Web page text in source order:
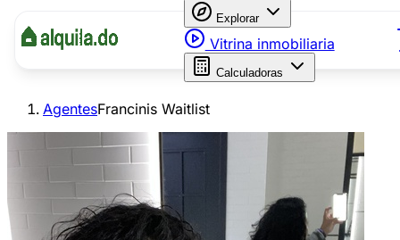
Explorar
Vitrina inmobiliaria
Calculadoras
AgentesFrancinis Waitlist